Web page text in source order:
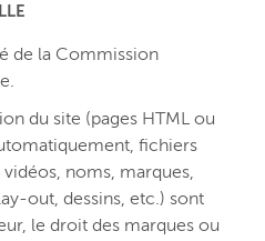
de la Commission
du site (pages HTML ou
fichiers
noms, marques,
out, dessins, etc.) sont
le droit des marques ou